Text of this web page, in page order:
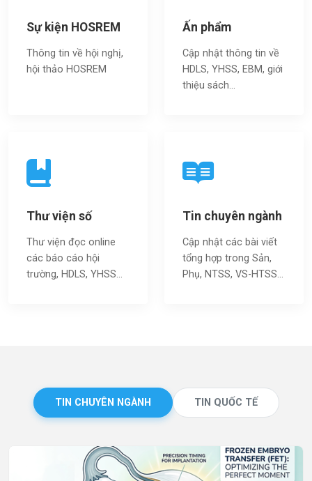
Sự kiện HOSREM
Thông tin về hội nghị,
hội thảo HOSREM
Ấn phẩm
Cập nhật thông tin về
HDLS, YHSS, EBM, giới
thiệu sách…
Thư viện số
Thư viện đọc online
các báo cáo hội
trường, HDLS, YHSS…
Tin chuyên ngành
Cập nhật các bài viết
tổng hợp trong Sản,
Phụ, NTSS, VS-HTSS...
TIN CHUYÊN NGÀNH TIN QUỐC TẾ